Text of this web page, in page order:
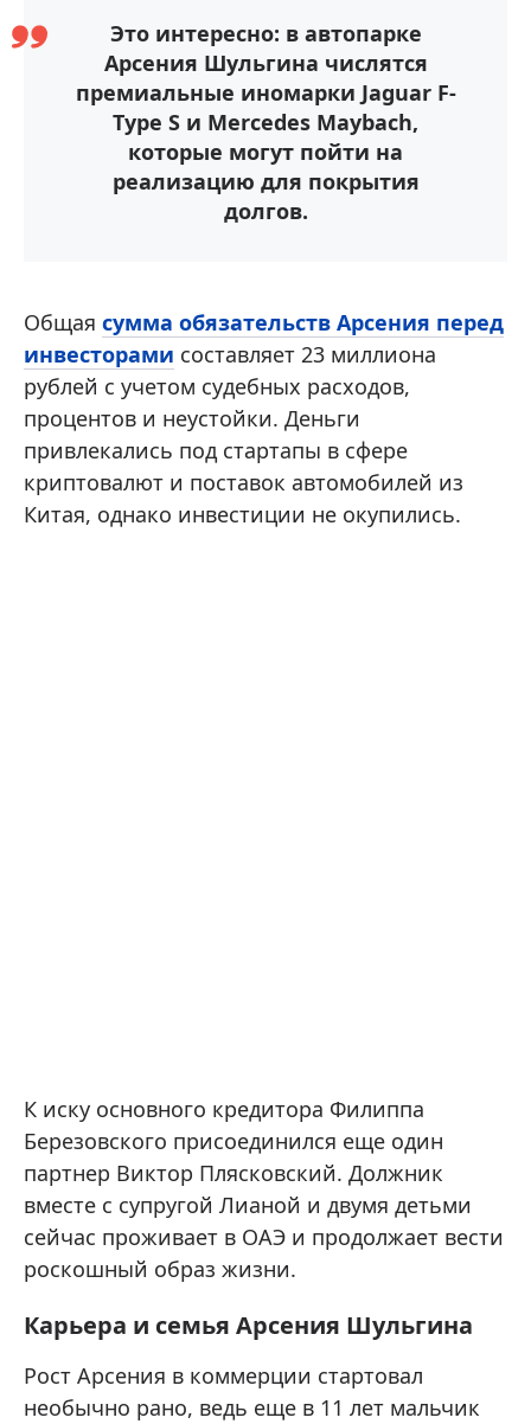
Это интересно: в автопарке
Арсения Шульгина числятся
премиальные иномарки Jaguar F-
Type S и Mercedes Maybach,
которые могут пойти на
реализацию для покрытия
долгов.
Общая сумма обязательств Арсения перед
инвесторами составляет 23 миллиона
рублей с учетом судебных расходов,
процентов и неустойки. Деньги
привлекались под стартапы в сфере
криптовалют и поставок автомобилей из
Китая, однако инвестиции не окупились.
К иску основного кредитора Филиппа
Березовского присоединился еще один
партнер Виктор Плясковский. Должник
вместе с супругой Лианой и двумя детьми
сейчас проживает в ОАЭ и продолжает вести
роскошный образ жизни.
Карьера и семья Арсения Шульгина
Рост Арсения в коммерции стартовал
необычно рано, ведь еще в 11 лет мальчик